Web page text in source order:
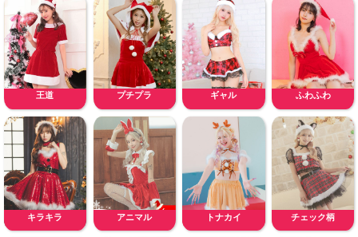
王道 プチプラ ギャル ふわふわ
キラキラ アニマル トナカイ チェック柄